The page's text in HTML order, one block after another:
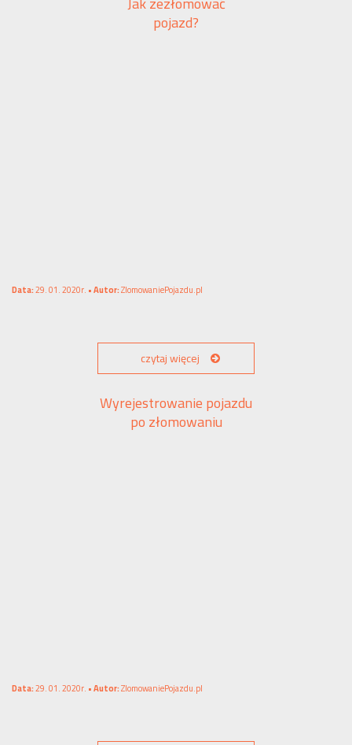
pojazd?
Data:29. 01. 2020r. •Autor:ZlomowaniePojazdu.pl
czytaj więcej
Wyrejestrowanie pojazdu
po złomowaniu
Data:29. 01. 2020r. •Autor:ZlomowaniePojazdu.pl